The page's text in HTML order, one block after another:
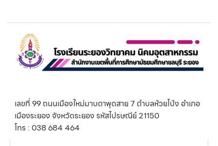
เลขที่ 99 ถนนเมืองใหม่มาบตาพุดสาย 7 ตำบลห้วยโป่ง อำเภอ
เมืองระยอง จังหวัดระยอง รหัสไปรษณีย์ 21150
โทร : 038 684 464